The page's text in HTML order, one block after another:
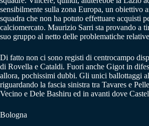
sensibilmente sulla zona Europa, un obiettivo
squadra che non ha potuto effettuare acquisti
calciomercato. Maurizio Sarri sta provando a
suo gruppo al netto delle problematiche
Di fatto non ci sono registi di centrocampo
di Rovella e Cataldi. Fuori anche Gigot in
allora, pochissimi dubbi. Gli unici ballottaggi
riguardando la fascia sinistra tra Tavares e
Vecino e Dele Bashiru ed in avanti dove
Bologna